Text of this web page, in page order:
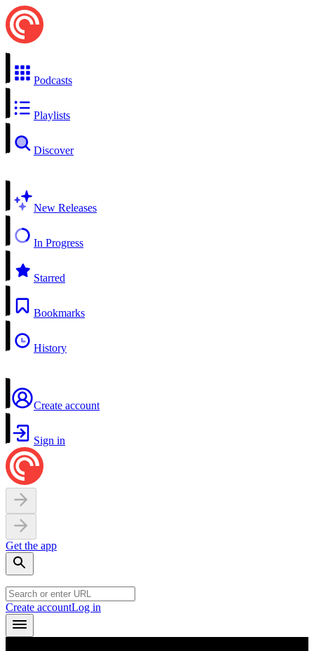
Podcasts
Playlists
Discover
New Releases
In Progress
Starred
Bookmarks
History
Create account
Sign in
Get the app
Create accountLog in